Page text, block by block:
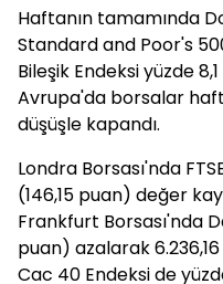
Haftanın tamamında
Standard and Poor's
Bileşik Endeksi yüzde
Avrupa'da borsalar
düşüşle kapandı.
Londra Borsası'nda
(146,15 puan) değer
Frankfurt Borsası'nda
puan) azalarak
Cac 40 Endeksi de